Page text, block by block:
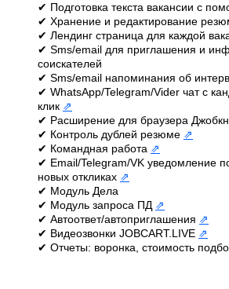
✔ Подготовка текста вакансии с
✔ Хранение и редактирование
✔ Лендинг страница для каждой
✔ Sms/email для приглашения и
соискателей
✔ Sms/email напоминания об
✔ WhatsApp/Telegram/Vider чат с
клик ⇗
✔ Расширение для браузера
✔ Контроль дублей резюме ⇗
✔ Командная работа ⇗
✔ Email/Telegram/VK уведомление
новых откликах ⇗
✔ Модуль Дела
✔ Модуль запроса ПД ⇗
✔ Автоответ/автоприглашения ⇗
✔ Видеозвонки JOBCART.LIVE ⇗
✔ Отчеты: воронка, стоимость